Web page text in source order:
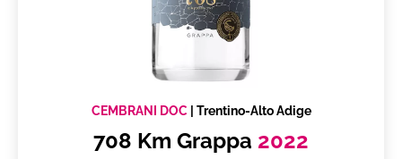
CEMBRANI DOC Trentino-Alto Adige
708 Km Grappa 2022